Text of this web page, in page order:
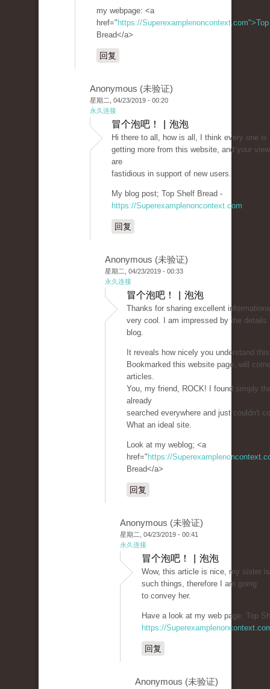
my webpage: <a
href=" https://Superexamplenoncontext.com">Top
Bread</a>
回复
Anonymous (未验证)
星期二, 04/23/2019 - 00:20
永久连接
冒个泡吧！ | 泡泡
Hi there to all, how is all, I think every one is
getting more from this website, and your
are
fastidious in support of new users.
My blog post; Top Shelf Bread -
https://Superexamplenoncontext.com
回复
Anonymous (未验证)
星期二, 04/23/2019 - 00:33
永久连接
冒个泡吧！ | 泡泡
Thanks for sharing excellent
very cool. I am impressed by the details
blog.
It reveals how nicely you understand
Bookmarked this website page, will
articles.
You, my friend, ROCK! I found simply
already
searched everywhere and just couldn't
What an ideal site.
Look at my weblog; <a
href=" https://
Bread</a>
回复
Anonymous (未验证)
星期二, 04/23/2019 - 00:41
永久连接
冒个泡吧！ | 泡泡
Wow, this article is nice, my sister
such things, therefore I am going
to convey her.
Have a look at my web page: Top
https://
回复
Anonymous (未验证)